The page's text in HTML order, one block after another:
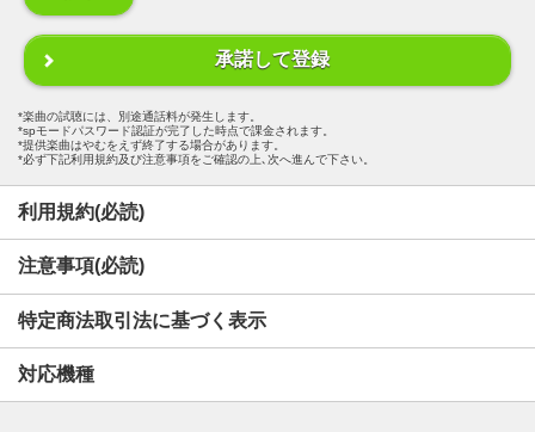
承諾して登録
楽曲の試聴には、別途通話料が発生します。
spモードパスワード認証が完了した時点で課金されます。
提供楽曲はやむをえず終了する場合があります。
必ず下記利用規約及び注意事項をご確認の上､次へ進んで下さい。
利用規約(必読)
注意事項(必読)
特定商法取引法に基づく表示
対応機種